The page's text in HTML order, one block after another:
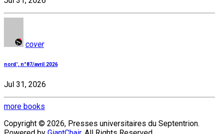
cover
nord', n°87/avril 2026
Jul 31, 2026
more books
Copyright © 2026, Presses universitaires du Septentrion.